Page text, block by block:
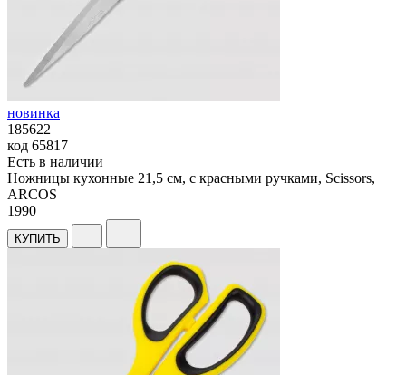
новинка
185622
код 65817
Есть в наличии
Ножницы кухонные 21,5 см, с красными ручками, Scissors,
ARCOS
1990
КУПИТЬ